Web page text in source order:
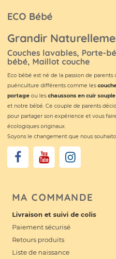
ECO Bébé
Grandir
Couches lavables, Porte-
bébé, Maillot couche
Eco bébé est né de la passion de
puériculture différents comme les
portage ou les chaussons en cuir souple
et notre bébé. Ce couple de parents
pour partager son expérience et vous
écologiques originaux.
Soyons le changement que nous
MA COMMANDE
Livraison et suivi de colis
Paiement sécurisé
Retours produits
Liste de naissance